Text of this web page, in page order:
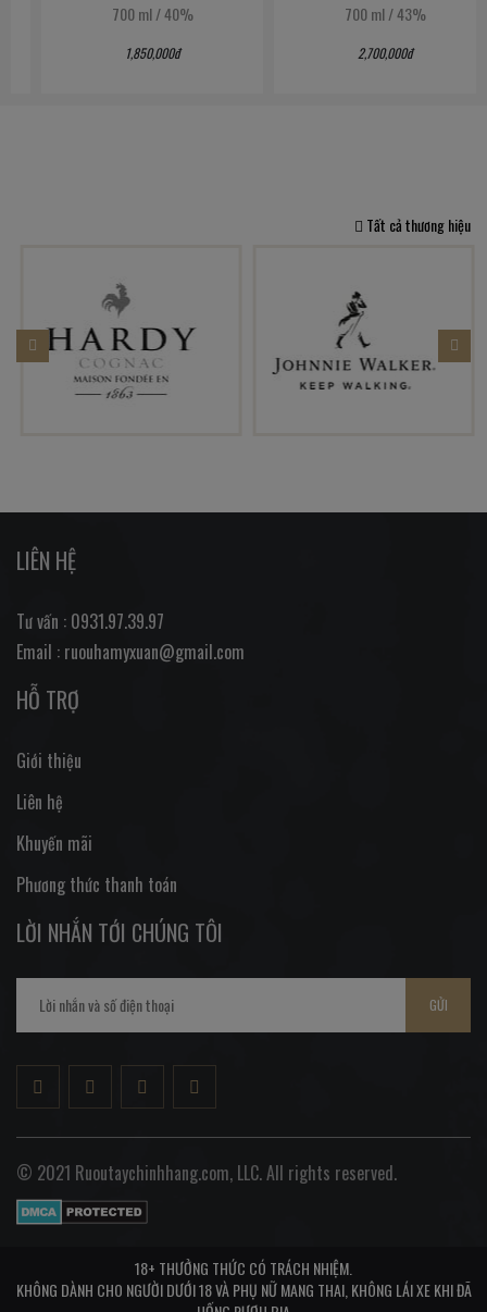
700 ml/40%
1,850,000đ
700 ml/43%
2,700,000đ
Tất cả thương hiệu
LIÊN HỆ
Tư vấn : 0931.97.39.97
Email : ruouhamyxuan@gmail.com
HỖ TRỢ
Giới thiệu
Liên hệ
Khuyến mãi
Phương thức thanh toán
LỜI NHẮN TỚI CHÚNG TÔI
GỬI
© 2021 Ruoutaychinhhang.com, LLC. All rights reserved.
18+ THƯỞNG THỨC CÓ TRÁCH NHIỆM.
KHÔNG DÀNH CHO NGƯỜI DƯỚI 18 VÀ PHỤ NỮ MANG THAI, KHÔNG LÁI XE KHI ĐÃ